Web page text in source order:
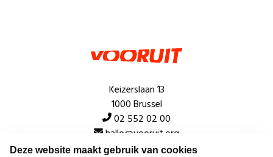
Deze website maakt gebruik van cookies
Keizerslaan 13
1000 Brussel
02 552 02 00
hallo@vooruit.org